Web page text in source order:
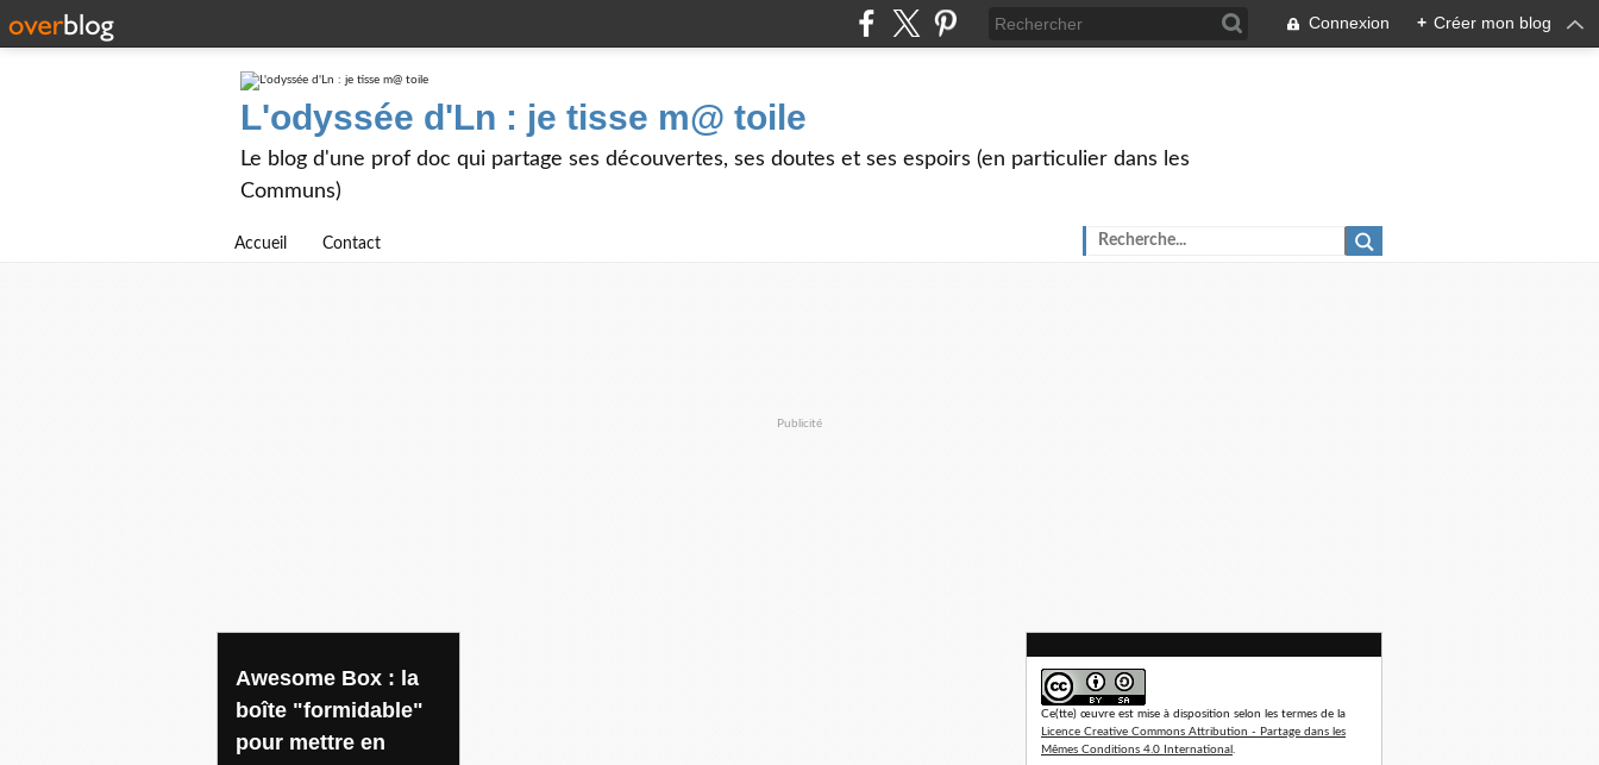
Connexion + Créer mon blog
L'odyssée d'Ln : je tisse m@ toile
Le blog d'une prof doc qui partage ses découvertes, ses doutes et ses espoirs (en particulier dans les
Communs)
Accueil Contact
Publicité
Awesome Box : la
boîte "formidable"
pour mettre en
Ce(tte) œuvre est mise à disposition selon les termes de la
Licence Creative Commons Attribution - Partage dans les
Mêmes Conditions 4.0 International .